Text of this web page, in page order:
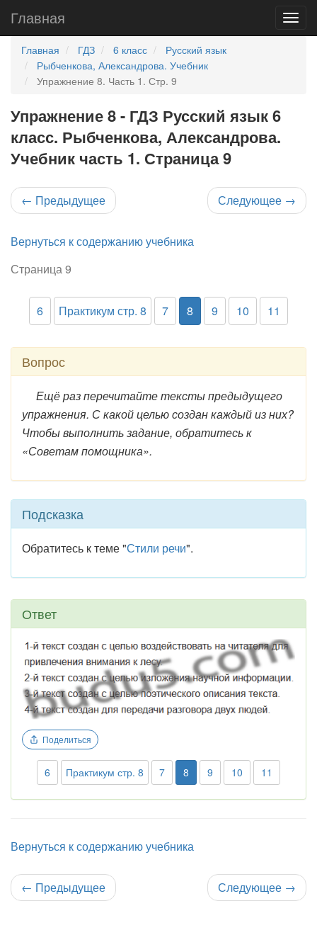
Главная
Главная ГДЗ 6 класс
Русский язык
Рыбченкова, Александрова. Учебник
Упражнение 8. Часть 1. Стр. 9
Упражнение 8 - ГДЗ Русский язык 6
класс. Рыбченкова, Александрова.
Учебник часть 1. Страница 9
← Предыдущее Следующее →
Вернуться к содержанию учебника
Страница 9
6 Практикум стр. 8 7 8 9 10 11
Вопрос
Ещё раз перечитайте тексты предыдущего
упражнения. С какой целью создан каждый из них?
Чтобы выполнить задание, обратитесь к
«Советам помощника».
Подсказка
Обратитесь к теме "Стили речи".
Ответ
Поделиться
6 Практикум стр. 8 7 8 9 10 11
Вернуться к содержанию учебника
← Предыдущее Следующее →